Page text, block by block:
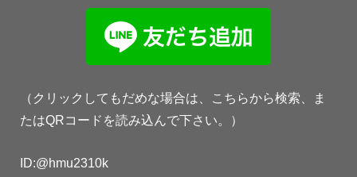
（クリックしてもだめな場合は、こちらから検索、ま
たはQRコードを読み込んで下さい。）
ID:@hmu2310k